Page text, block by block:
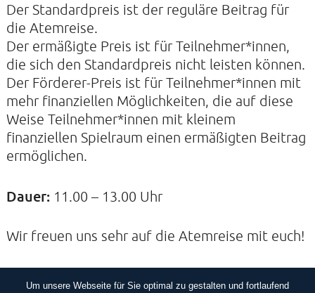
Der Standardpreis ist der reguläre Beitrag für
die Atemreise.
Der ermäßigte Preis ist für Teilnehmer*innen,
die sich den Standardpreis nicht leisten können.
Der Förderer-Preis ist für Teilnehmer*innen mit
mehr finanziellen Möglichkeiten, die auf diese
Weise Teilnehmer*innen mit kleinem
finanziellen Spielraum einen ermäßigten Beitrag
ermöglichen.
Dauer:11.00 – 13.00 Uhr
Wir freuen uns sehr auf die Atemreise mit euch!
Um unsere Webseite für Sie optimal zu gestalten und fortlaufend